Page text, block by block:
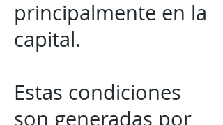
principalmente en la
capital.
Estas condiciones
son generadas por